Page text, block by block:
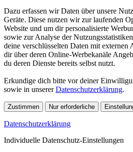
Dazu erfassen wir Daten über unsere
Geräte. Diese nutzen wir zur laufenden
Website und um dir personalisierte
sowie zur Analyse der
deine verschlüsselten Daten mit externen
dir über deren Online-Werbekanäle
du deren Dienste bereits selbst nutzt.
Erkundige dich bitte vor deiner
sowie in unsererDatenschutzerklärung.
Zustimmen Nur erforderliche
Datenschutzerklärung
Individuelle Datenschutz-Einstellungen